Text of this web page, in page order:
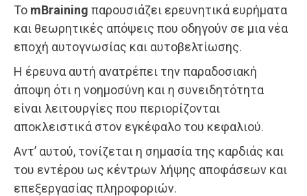
Το mBraining παρουσιάζει ερευνητικά ευρήματα
και θεωρητικές απόψεις που οδηγούν σε μια νέα
εποχή αυτογνωσίας και αυτοβελτίωσης.
Η έρευνα αυτή ανατρέπει την παραδοσιακή
άποψη ότι η νοημοσύνη και η συνειδητότητα
είναι λειτουργίες που περιορίζονται
αποκλειστικά στον εγκέφαλο του κεφαλιού.
Αντ’ αυτού, τονίζεται η σημασία της καρδιάς και
του εντέρου ως κέντρων λήψης αποφάσεων και
επεξεργασίας πληροφοριών.